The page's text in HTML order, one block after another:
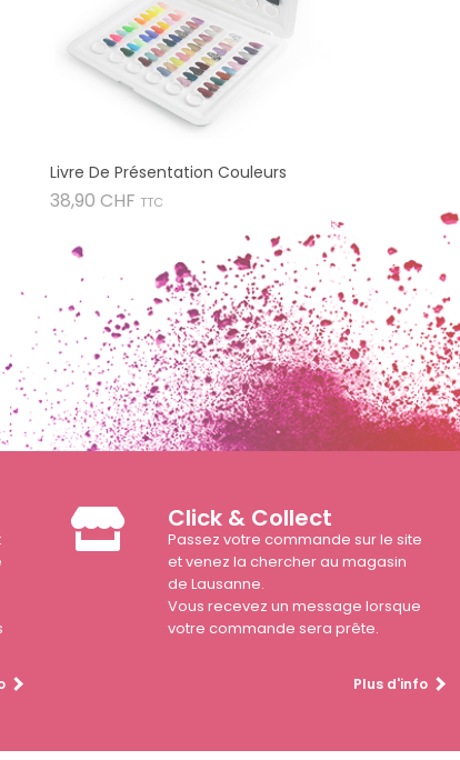
Livre De Présentation Couleurs
38,90 CHF Prix
TTC
Click & Collect
Passez votre commande sur le site
et venez la chercher au magasin
de Lausanne.
Vous recevez un message lorsque
votre commande sera prête.
Plus d'info